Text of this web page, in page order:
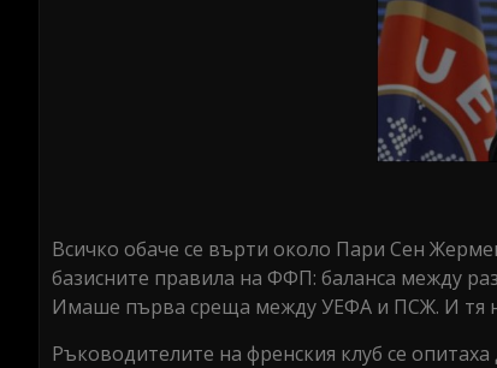
Всичко обаче се върти около Пари Сен
базисните правила на ФФП: баланса между
Имаше първа среща между УЕФА и ПСЖ. И тя
Ръководителите на френския клуб се